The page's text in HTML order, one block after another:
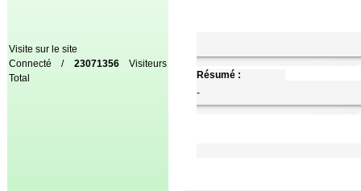
Visite sur le site
Connecté / 23071356Visiteurs
Total
Résumé :
-